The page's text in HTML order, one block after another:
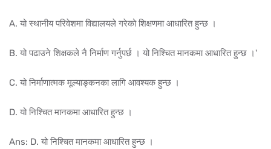
A. यो स्थानीय परिवेशमा विद्यालयले गरेको शिक्षणमा आधारित हुन्छ ।
B. यो पढाउने शिक्षकले नै निर्माण गर्नुपर्छ । यो निश्चित मानकमा आधारित हुन्छ ।'
C. यो निर्माणात्मक मूल्याङ्कनका लागि आवश्यक हुन्छ ।
D. यो निश्चित मानकमा आधारित हुन्छ ।
Ans: D. यो निश्चित मानकमा आधारित हुन्छ ।